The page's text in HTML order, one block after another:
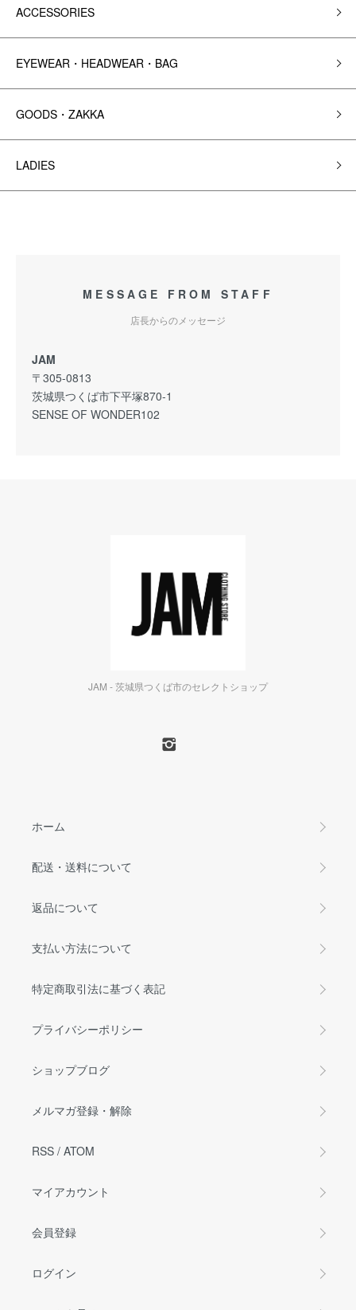
ACCESSORIES
EYEWEAR・HEADWEAR・BAG
GOODS・ZAKKA
LADIES
MESSAGE FROM STAFF
店長からのメッセージ
JAM
〒305-0813
茨城県つくば市下平塚870-1
SENSE OF WONDER102
JAM - 茨城県つくば市のセレクトショップ
ホーム
配送・送料について
返品について
支払い方法について
特定商取引法に基づく表記
プライバシーポリシー
ショップブログ
メルマガ登録・解除
RSS / ATOM
マイアカウント
会員登録
ログイン